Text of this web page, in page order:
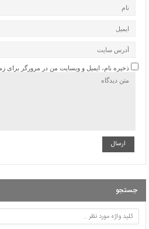
ذخیره نام، ایمیل و وبسایت من در مرورگر برای
جستجو
اعتراف رسانه‌های خارجی به شکست ترامپ حاصل
دروغ پراکنی‌های دشمنان است
جزئیات بند ج ماده ۳۱ برنامه هفتم توسعه در مورد ایثارگران
رژیم اشغالگر “نمی‌تواند” صدای «عبود بطح» را در
هلاکت ۴ نظامی اسرائیلی ۱۱ مجروح در نبرد با رزمندگان حزب‌الله در جنوب لبنان + عکس
«قيس بن مسهر صيداوي» سفیر نامه امام حسین
بعد از شنیدن خبر شهادت «قیس»